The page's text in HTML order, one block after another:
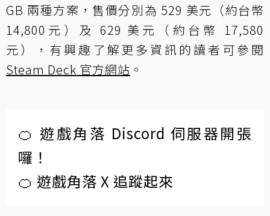
GB 兩種方案，售價分別為 529 美元（約台幣
14,800元）及 629 美元（約台幣 17,580
元），有興趣了解更多資訊的讀者可參閱
Steam Deck 官方網站 。
🍊 遊戲角落 Discord 伺服器開張
囉！
🍊 遊戲角落 X 追蹤起來